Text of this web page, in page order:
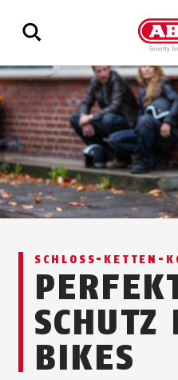
Zeige
alle
Ergebnisse
SCHLOSS-KET­TEN-
SCHUTZ
BIKES